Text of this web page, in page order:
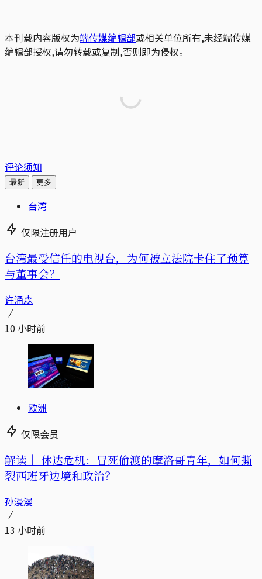
本刊载内容版权为端传媒编辑部或相关单位所有,未经端传媒
编辑部授权,请勿转载或复制,否则即为侵权。
评论须知
最新 更多
台湾
仅限注册用户
台湾最受信任的电视台，为何被立法院卡住了预算
与董事会？
许涌森
10 小时前
欧洲
仅限会员
解读｜ 休达危机：冒死偷渡的摩洛哥青年，如何撕
裂西班牙边境和政治？
孙漫漫
13 小时前